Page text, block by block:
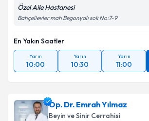
Özel Aile Hastanesi
Bahçelievler mah Begonyalı sok No:7-9
En Yakın Saatler
Yarın
10:00
Yarın
10:30
Yarın
11:00
Op. Dr. Emrah Yılmaz
Beyin ve Sinir Cerrahisi